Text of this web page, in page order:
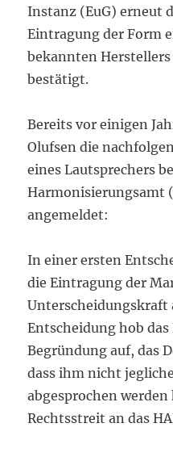
Instanz (EuG) erneut
Eintragung der Form
bekannten Herstellers
bestätigt.
Bereits vor einigen
Olufsen die
eines Lautsprechers
Harmonisierungsamt
angemeldet:
In einer ersten
die Eintragung der
Unterscheidungskraft
Entscheidung hob
Begründung auf, das
dass ihm nicht
abgesprochen
Rechtsstreit an das